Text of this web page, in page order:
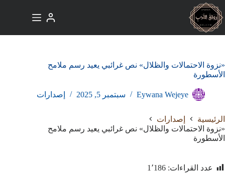
التجاوز
إلى
المحتوى
«نزوة الاحتمالات والظلال» نص غرائبي يعيد رسم ملامح
الأسطورة
Eywana Wejeye سبتمبر 5, 2025 إصدارات
الرئيسية
إصدارات
«نزوة الاحتمالات والظلال» نص غرائبي يعيد رسم ملامح
الأسطورة
عدد القراءات: 1٬186